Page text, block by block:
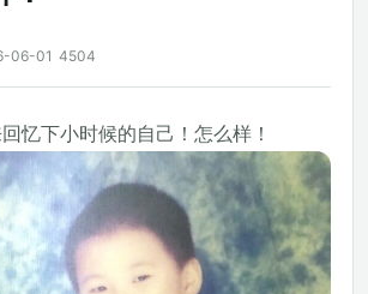
06-01 4504
忆下小时候的自己！怎么样！